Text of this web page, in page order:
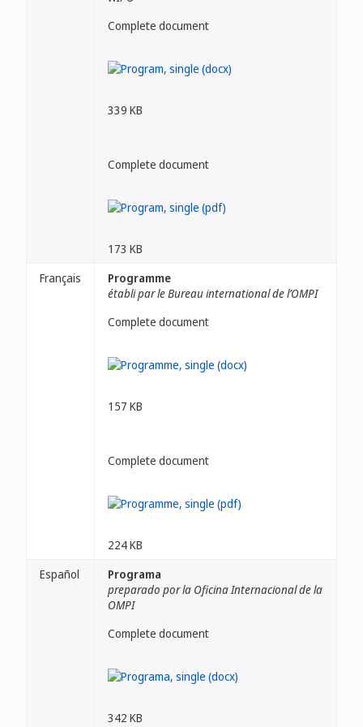
Complete document
339 KB
Complete document
173 KB
Français
Programme
établi par le Bureau international de l’OMPI
Complete document
157 KB
Complete document
224 KB
Español
Programa
preparado por la Oficina Internacional de la
OMPI
Complete document
342 KB